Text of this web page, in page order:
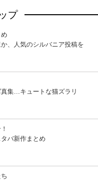
プ
か、人気のシルバニア投稿を
集…キュートな猫ズラリ
バ新作まとめ